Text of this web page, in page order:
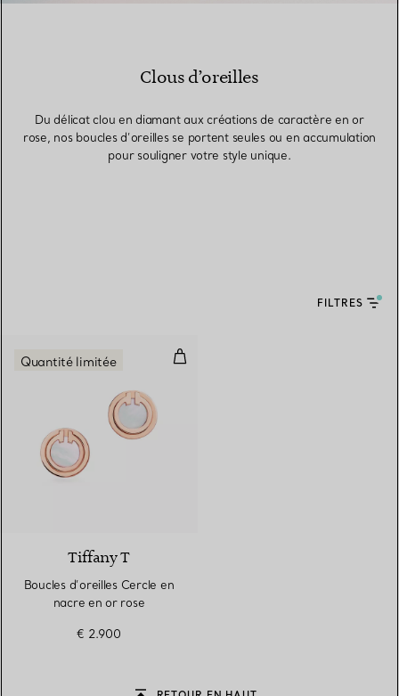
Clous d’oreilles
Du délicat clou en diamant aux créations de caractère en or
rose, nos boucles d’oreilles se portent seules ou en accumulation
pour souligner votre style unique.
FILTRES
Boucles d’oreilles Cercle en
Quantité limitée
Tiffany T
Boucles d’oreilles Cercle en
nacre en or rose
€ 2.900